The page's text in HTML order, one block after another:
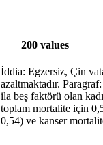
200 values
İddia: Egzersiz, Çin
azaltmaktadır. Paragraf:
ila beş faktörü olan
toplam mortalite için
0,54) ve kanser